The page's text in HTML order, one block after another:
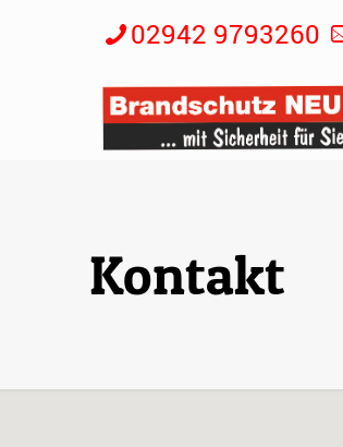
02942 9793260
Kontakt